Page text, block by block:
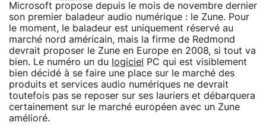
Microsoft propose depuis le mois de novembre dernier
son premier baladeur audio numérique : le Zune. Pour
le moment, le baladeur est uniquement réservé au
marché nord américain, mais la firme de Redmond
devrait proposer le Zune en Europe en 2008, si tout va
bien. Le numéro un du
logiciel
PC qui est visiblement
bien décidé à se faire une place sur le marché des
produits et services audio numériques ne devrait
toutefois pas se reposer sur ses lauriers et débarquera
certainement sur le marché européen avec un Zune
amélioré.